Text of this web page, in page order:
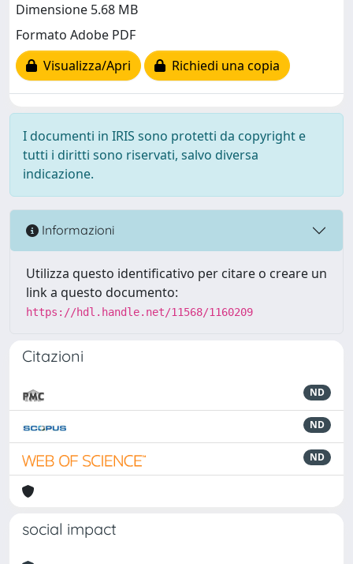
Dimensione 5.68 MB
Formato Adobe PDF
Visualizza/Apri
Richiedi una copia
I documenti in IRIS sono protetti da copyright e
tutti i diritti sono riservati, salvo diversa
indicazione.
Informazioni
Utilizza questo identificativo per citare o creare un
link a questo documento:
https://hdl.handle.net/11568/1160209
Citazioni
ND
ND
ND
social impact